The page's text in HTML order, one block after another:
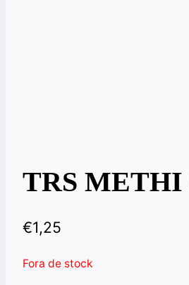
TRS METHI
€1,25
Fora de stock